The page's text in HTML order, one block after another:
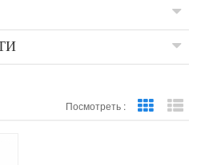
Посмотреть : Grid View